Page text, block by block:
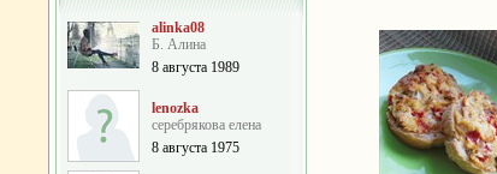
alinka08
Б. Алина
8 августа 1989
lenozka
серебрякова елена
8 августа 1975